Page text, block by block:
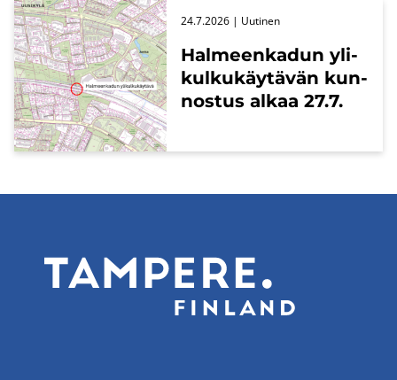
Hal­meen­ka­dun yli­
kul­ku­käy­tä­vän kun­
nos­tus alkaa 27.7.
24.7.2026 | Uu­ti­nen